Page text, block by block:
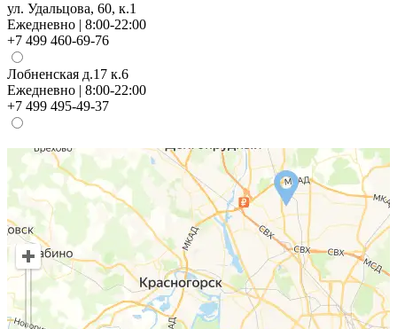
ул. Удальцова, 60, к.1
Ежедневно | 8:00-22:00
+7 499 460-69-76
Лобненская д.17 к.6
Ежедневно | 8:00-22:00
+7 499 495-49-37